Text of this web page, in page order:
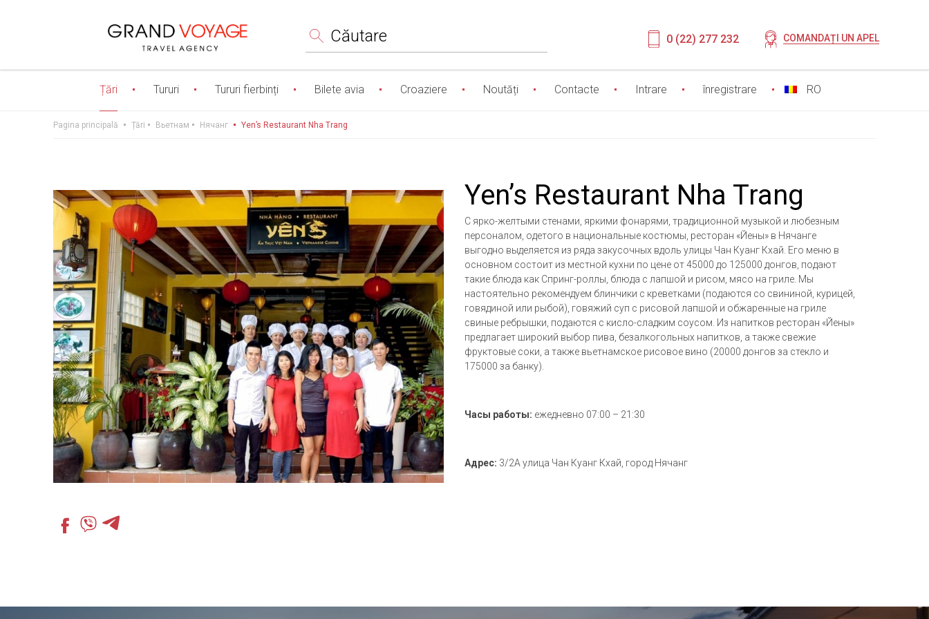
Сăutare 0 (22) 277 232 COMANDAȚI UN APEL
Țări Tururi Tururi fierbinți Bilete avia Croaziere Noutăți Contacte Intrare înregistrare RO
Pagina principală Țări Вьетнам Нячанг Yen’s Restaurant Nha Trang
Yen’s Restaurant Nha Trang
С ярко-желтыми стенами, яркими фонарями, традиционной музыкой и любезным
персоналом, одетого в национальные костюмы, ресторан «Йены» в Нячанге
выгодно выделяется из ряда закусочных вдоль улицы Чан Куанг Кхай. Его меню в
основном состоит из местной кухни по цене от 45000 до 125000 донгов, подают
такие блюда как Спринг-роллы, блюда с лапшой и рисом, мясо на гриле. Мы
настоятельно рекомендуем блинчики с креветками (подаются со свининой, курицей,
говядиной или рыбой), говяжий суп с рисовой лапшой и обжаренные на гриле
свиные ребрышки, подаются с кисло-сладким соусом. Из напитков ресторан «Йены»
предлагает широкий выбор пива, безалкогольных напитков, а также свежие
фруктовые соки, а также вьетнамское рисовое вино (20000 донгов за стекло и
175000 за банку).
Часы работы: ежедневно 07:00 – 21:30
Адрес: 3/2А улица Чан Куанг Кхай, город Нячанг